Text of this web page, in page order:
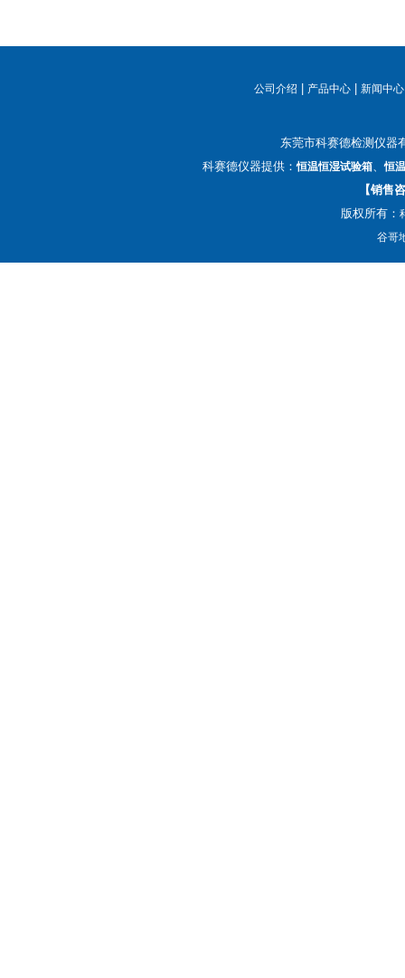
公司介绍 | 产品中心 |新闻中心
东莞市科赛德检测仪
科赛德仪器提供：恒温恒湿试验箱 、恒
【销售
版权所有：
谷哥